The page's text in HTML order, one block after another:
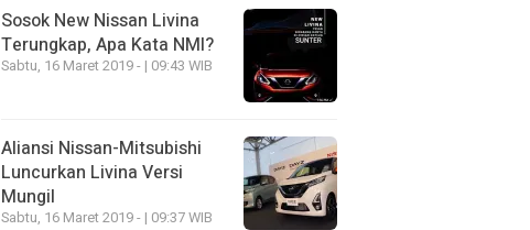
Sosok New Nissan Livina
Terungkap, Apa Kata NMI?
Sabtu, 16 Maret 2019 - | 09:43 WIB
Aliansi Nissan-Mitsubishi
Luncurkan Livina Versi
Mungil
Sabtu, 16 Maret 2019 - | 09:37 WIB